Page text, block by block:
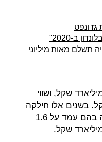
ונפט
ב-2020"
תשלם מאות מיליוני
בתוך פחות מ־4 שנים, שווי הקבוצה נחתך בקרוב ל־10 מיליארד שקל, ושווי
נחתך ב־6 מיליארד שקל. בשנים אלו חילקה
הקבוצה דיבידנדים של 2.5 מיליארד שקל, שחלקו של תשובה בהם עמד על 1.6